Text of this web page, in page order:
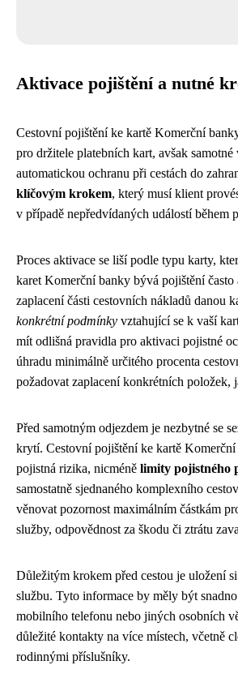
Aktivace pojištění a nutné
Cestovní pojištění ke kartě Komerční
pro držitele platebních kart, avšak
automatickou ochranu při cestách do
klíčovým krokem, který musí klient
v případě nepředvídaných událostí během
Proces aktivace se liší podle typu karty,
karet Komerční banky bývá pojištění
zaplacení části cestovních nákladů danou
konkrétní podmínky vztahující se k vaší
mít odlišná pravidla pro aktivaci pojistné
úhradu minimálně určitého procenta
požadovat zaplacení konkrétních položek,
Před samotným odjezdem je nezbytné se
krytí. Cestovní pojištění ke kartě
pojistná rizika, nicméně limity pojistného
samostatně sjednaného komplexního
věnovat pozornost maximálním částkám
služby, odpovědnost za škodu či ztrátu
Důležitým krokem před cestou je uložení
službu. Tyto informace by měly být
mobilního telefonu nebo jiných osobních
důležité kontakty na více místech, včetně
rodinnými příslušníky.